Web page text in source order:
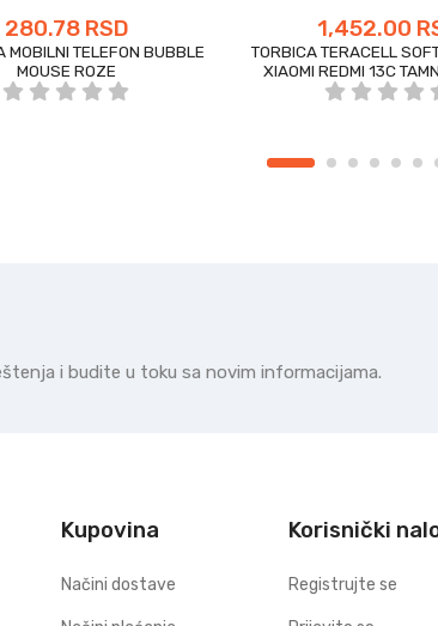
280.78 RSD
MOBILNI TELEFON BUBBLE
MOUSE ROZE
1,452.00
TORBICA TERACELL
XIAOMI REDMI 13C
i budite u toku sa novim informacijama.
Kupovina
Načini dostave
Korisnički
Registrujte se